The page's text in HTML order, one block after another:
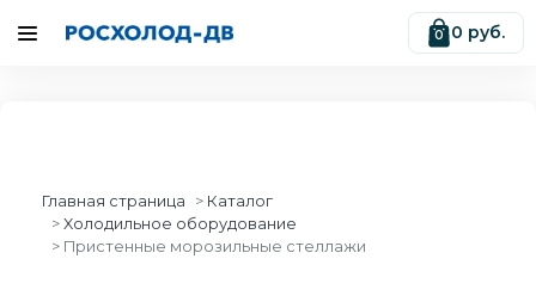
0 0 руб.
Главная страница
Каталог
Xолодильное оборудование
Пристенные морозильные стеллажи